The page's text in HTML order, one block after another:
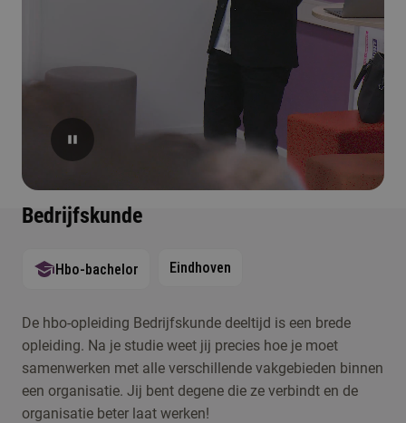
Bedrijfskunde
Hbo-bachelor Eindhoven
De hbo-opleiding Bedrijfskunde deeltijd is een brede
opleiding. Na je studie weet jij precies hoe je moet
samenwerken met alle verschillende vakgebieden binnen
een organisatie. Jij bent degene die ze verbindt en de
organisatie beter laat werken!